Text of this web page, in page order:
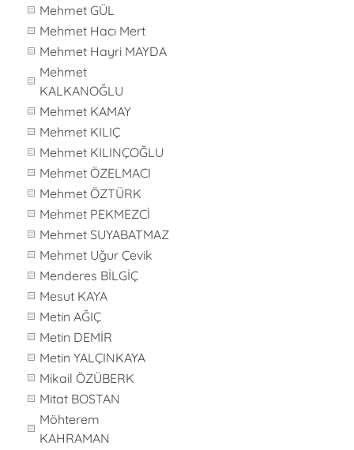
Mehmet GÜL
Mehmet Hacı Mert
Mehmet Hayri MAYDA
Mehmet
KALKANOĞLU
Mehmet KAMAY
Mehmet KILIÇ
Mehmet KILINÇOĞLU
Mehmet ÖZELMACI
Mehmet ÖZTÜRK
Mehmet PEKMEZCİ
Mehmet SUYABATMAZ
Mehmet Uğur Çevik
Menderes BİLGİÇ
Mesut KAYA
Metin AĞIÇ
Metin DEMİR
Metin YALÇINKAYA
Mikail ÖZÜBERK
Mitat BOSTAN
Möhterem
KAHRAMAN